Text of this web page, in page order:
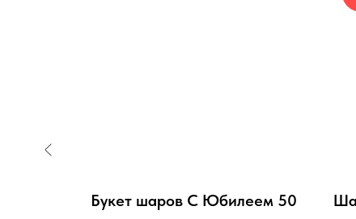
Букет шаров С Юбилеем 50